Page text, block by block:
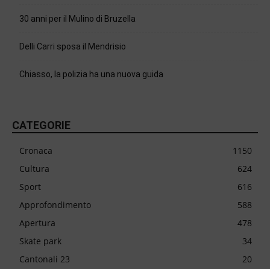
30 anni per il Mulino di Bruzella
Delli Carri sposa il Mendrisio
Chiasso, la polizia ha una nuova guida
CATEGORIE
Cronaca
1150
Cultura
624
Sport
616
Approfondimento
588
Apertura
478
Skate park
34
Cantonali 23
20